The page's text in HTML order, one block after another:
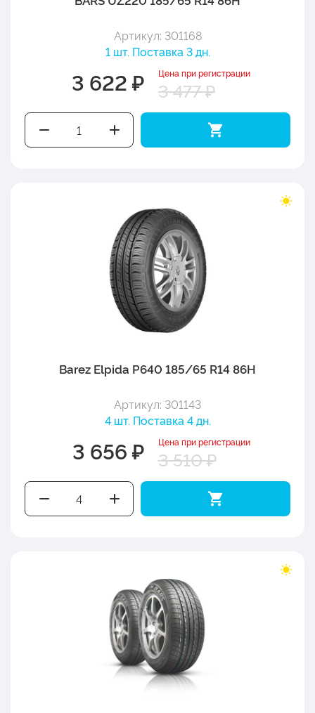
Артикул: 301168
1 шт. Поставка 3 дн.
3 622 ₽ Цена при регистрации
3 477 ₽
Barez Elpida P640 185/65 R14 86H
Артикул: 301143
4 шт. Поставка 4 дн.
3 656 ₽ Цена при регистрации
3 510 ₽